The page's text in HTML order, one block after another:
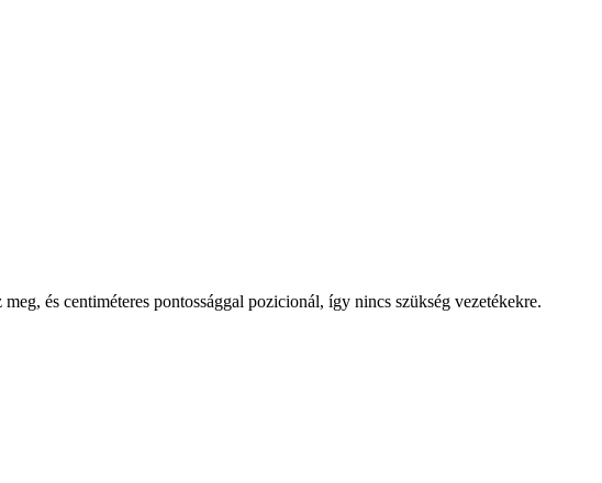
és centiméteres pontossággal pozicionál, így nincs szükség vezetékekre.